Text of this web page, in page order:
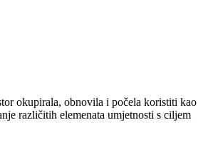
okupirala, obnovila i počela koristiti kao
različitih elemenata umjetnosti s ciljem